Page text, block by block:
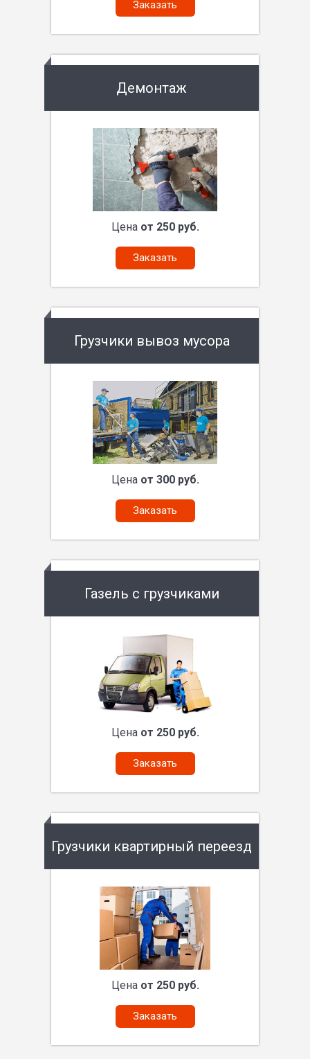
Заказать
Демонтаж
Цена от 250 руб.
Заказать
Грузчики вывоз мусора
Цена от 300 руб.
Заказать
Газель с грузчиками
Цена от 250 руб.
Заказать
Грузчики квартирный переезд
Цена от 250 руб.
Заказать